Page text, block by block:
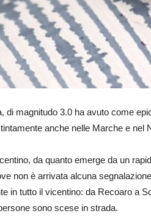
di magnitudo 3.0 ha avuto come
anche nelle Marche e nel
da quanto emerge da un
non è arrivata alcuna
in tutto il vicentino: da Recoaro a
sono scese in strada.